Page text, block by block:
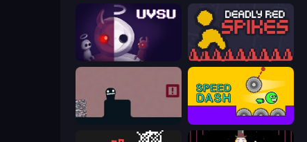
UVSU Deadly Red Spikes